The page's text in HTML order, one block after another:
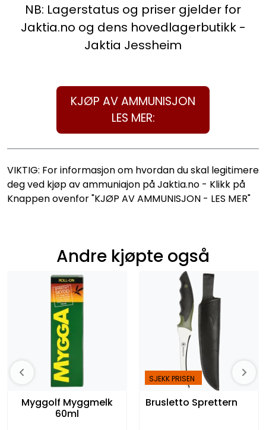
NB: Lagerstatus og priser gjelder for
Jaktia.no og dens hovedlagerbutikk -
Jaktia Jessheim
KJØP AV AMMUNISJON
LES MER:
VIKTIG: For informasjon om hvordan du skal legitimere
deg ved kjøp av ammuniajon på Jaktia.no - Klikk på
Knappen ovenfor "KJØP AV AMMUNISJON - LES MER"
Andre kjøpte også
Myggolf Myggmelk
60ml
SJEKK PRISEN
Brusletto Sprettern